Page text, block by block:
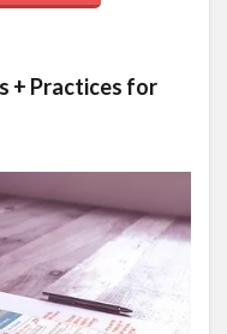
+ Practices for